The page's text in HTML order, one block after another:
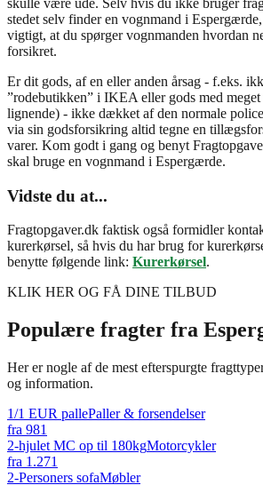
skulle være ude. Selv hvis du ikke bruger
stedet selv finder en vognmand i
vigtigt, at du spørger vognmanden hvordan
forsikret.
Er dit gods, af en eller anden årsag - f.eks.
”rodebutikken” i IKEA eller gods med
lignende) - ikke dækket af den normale
via sin godsforsikring altid tegne en
varer. Kom godt i gang og benyt
skal bruge en vognmand i Espergærde.
Vidste du at...
Fragtopgaver.dk faktisk også formidler
kurerkørsel, så hvis du har brug for
benytte følgende link: Kurerkørsel.
KLIK HER OG FÅ DINE TILBUD
Populære fragter fra
Her er nogle af de mest efterspurgte
og information.
1/1 EUR pallePaller & forsendelser
fra 981
2-hjulet MC op til 180kgMotorcykler
fra 1.271
2-Personers sofaMøbler